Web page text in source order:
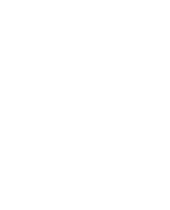
DU PAIN PLAT